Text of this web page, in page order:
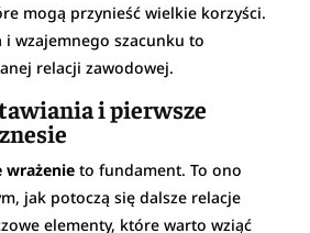
mogą przynieść wielkie korzyści.
i wzajemnego szacunku to
relacji zawodowej.
i pierwsze
wrażenie to fundament. To ono
jak potoczą się dalsze relacje
elementy, które warto wziąć